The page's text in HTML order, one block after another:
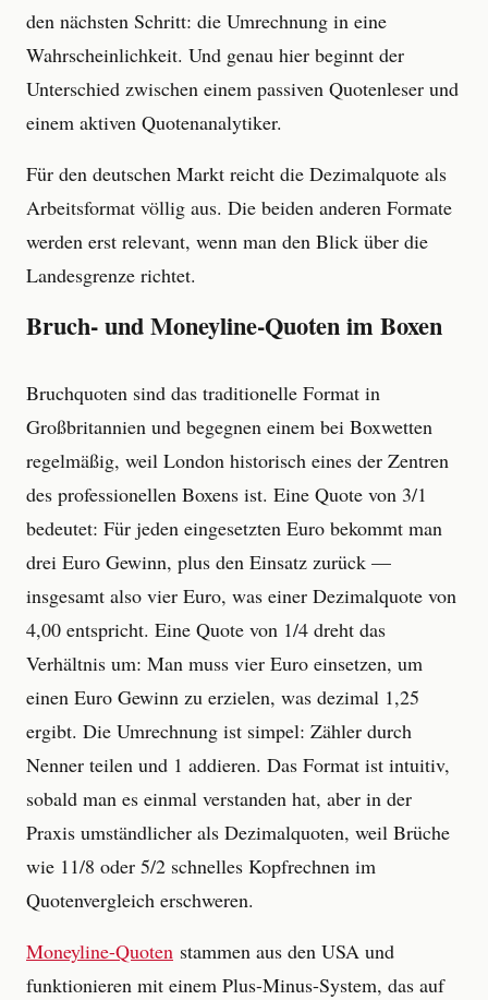
den nächsten Schritt: die Umrechnung in eine
Wahrscheinlichkeit. Und genau hier beginnt der
Unterschied zwischen einem passiven Quotenleser und
einem aktiven Quotenanalytiker.
Für den deutschen Markt reicht die Dezimalquote als
Arbeitsformat völlig aus. Die beiden anderen Formate
werden erst relevant, wenn man den Blick über die
Landesgrenze richtet.
Bruch- und Moneyline-Quoten im Boxen
Bruchquoten sind das traditionelle Format in
Großbritannien und begegnen einem bei Boxwetten
regelmäßig, weil London historisch eines der Zentren
des professionellen Boxens ist. Eine Quote von 3/1
bedeutet: Für jeden eingesetzten Euro bekommt man
drei Euro Gewinn, plus den Einsatz zurück —
insgesamt also vier Euro, was einer Dezimalquote von
4,00 entspricht. Eine Quote von 1/4 dreht das
Verhältnis um: Man muss vier Euro einsetzen, um
einen Euro Gewinn zu erzielen, was dezimal 1,25
ergibt. Die Umrechnung ist simpel: Zähler durch
Nenner teilen und 1 addieren. Das Format ist intuitiv,
sobald man es einmal verstanden hat, aber in der
Praxis umständlicher als Dezimalquoten, weil Brüche
wie 11/8 oder 5/2 schnelles Kopfrechnen im
Quotenvergleich erschweren.
Moneyline-Quoten stammen aus den USA und
funktionieren mit einem Plus-Minus-System, das auf